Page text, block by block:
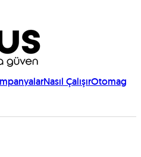
Nasıl ÇalışırOtomag